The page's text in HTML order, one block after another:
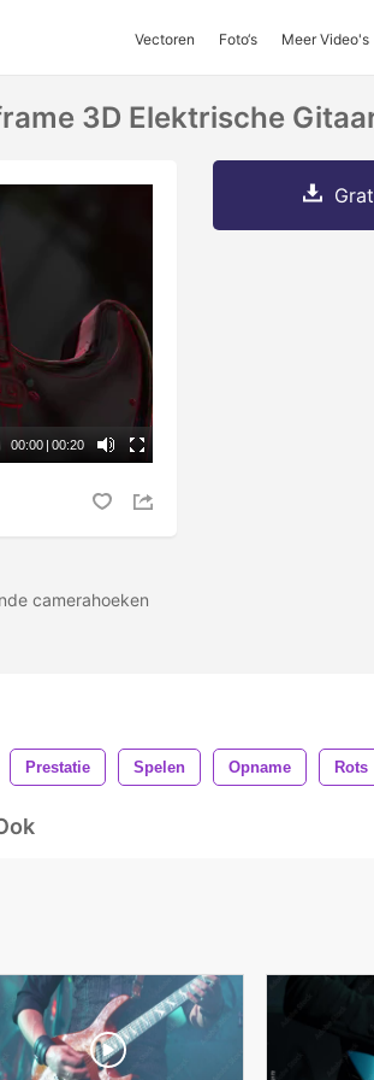
Vectoren Foto‘s Meer Video's
3D Elektrische
00:00 | 00:20
camerahoeken
Prestatie Spelen Opname Rots